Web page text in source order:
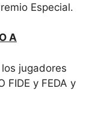
Especial.
A
jugadores
FIDE y FEDA y